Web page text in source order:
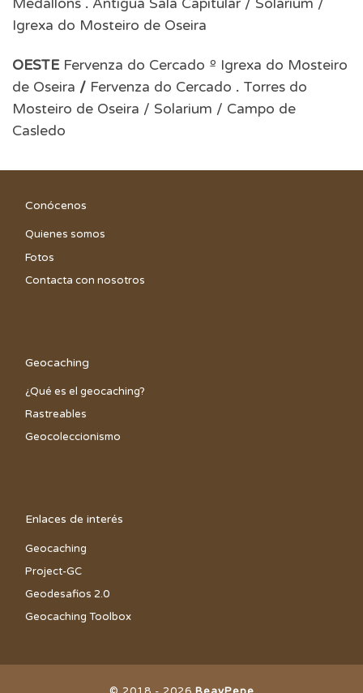
Medallóns . Antigua Sala Capitular / Solarium /
Igrexa do Mosteiro de Oseira
OESTEFervenza do Cercado º Igrexa do Mosteiro
de Oseira / Fervenza do Cercado . Torres do
Mosteiro de Oseira / Solarium / Campo de
Casledo
Conócenos
Quienes somos
Fotos
Contacta con nosotros
Geocaching
¿Qué es el geocaching?
Rastreables
Geocoleccionismo
Enlaces de interés
Geocaching
Project-GC
Geodesafios 2.0
Geocaching Toolbox